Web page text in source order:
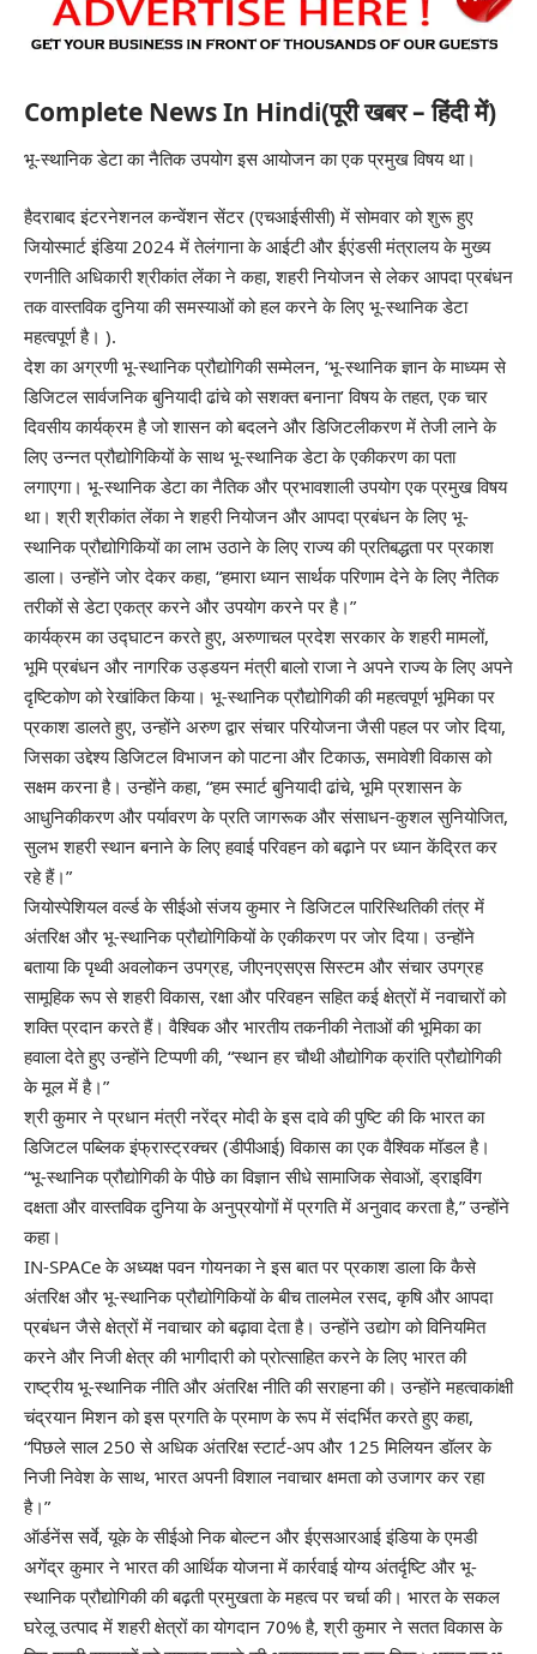
Complete News In Hindi(पूरी खबर – हिंदी में)
भू-स्थानिक डेटा का नैतिक उपयोग इस आयोजन का एक प्रमुख विषय था।
हैदराबाद इंटरनेशनल कन्वेंशन सेंटर (एचआईसीसी) में सोमवार को शुरू हुए
जियोस्मार्ट इंडिया 2024 में तेलंगाना के आईटी और ईएंडसी मंत्रालय के मुख्य
रणनीति अधिकारी श्रीकांत लेंका ने कहा, शहरी नियोजन से लेकर आपदा प्रबंधन
तक वास्तविक दुनिया की समस्याओं को हल करने के लिए भू-स्थानिक डेटा
महत्वपूर्ण है। ).
देश का अग्रणी भू-स्थानिक प्रौद्योगिकी सम्मेलन, ‘भू-स्थानिक ज्ञान के माध्यम से
डिजिटल सार्वजनिक बुनियादी ढांचे को सशक्त बनाना’ विषय के तहत, एक चार
दिवसीय कार्यक्रम है जो शासन को बदलने और डिजिटलीकरण में तेजी लाने के
लिए उन्नत प्रौद्योगिकियों के साथ भू-स्थानिक डेटा के एकीकरण का पता
लगाएगा। भू-स्थानिक डेटा का नैतिक और प्रभावशाली उपयोग एक प्रमुख विषय
था। श्री श्रीकांत लेंका ने शहरी नियोजन और आपदा प्रबंधन के लिए भू-
स्थानिक प्रौद्योगिकियों का लाभ उठाने के लिए राज्य की प्रतिबद्धता पर प्रकाश
डाला। उन्होंने जोर देकर कहा, “हमारा ध्यान सार्थक परिणाम देने के लिए नैतिक
तरीकों से डेटा एकत्र करने और उपयोग करने पर है।”
कार्यक्रम का उद्घाटन करते हुए, अरुणाचल प्रदेश सरकार के शहरी मामलों,
भूमि प्रबंधन और नागरिक उड्डयन मंत्री बालो राजा ने अपने राज्य के लिए अपने
दृष्टिकोण को रेखांकित किया। भू-स्थानिक प्रौद्योगिकी की महत्वपूर्ण भूमिका पर
प्रकाश डालते हुए, उन्होंने अरुण द्वार संचार परियोजना जैसी पहल पर जोर दिया,
जिसका उद्देश्य डिजिटल विभाजन को पाटना और टिकाऊ, समावेशी विकास को
सक्षम करना है। उन्होंने कहा, “हम स्मार्ट बुनियादी ढांचे, भूमि प्रशासन के
आधुनिकीकरण और पर्यावरण के प्रति जागरूक और संसाधन-कुशल सुनियोजित,
सुलभ शहरी स्थान बनाने के लिए हवाई परिवहन को बढ़ाने पर ध्यान केंद्रित कर
रहे हैं।”
जियोस्पेशियल वर्ल्ड के सीईओ संजय कुमार ने डिजिटल पारिस्थितिकी तंत्र में
अंतरिक्ष और भू-स्थानिक प्रौद्योगिकियों के एकीकरण पर जोर दिया। उन्होंने
बताया कि पृथ्वी अवलोकन उपग्रह, जीएनएसएस सिस्टम और संचार उपग्रह
सामूहिक रूप से शहरी विकास, रक्षा और परिवहन सहित कई क्षेत्रों में नवाचारों को
शक्ति प्रदान करते हैं। वैश्विक और भारतीय तकनीकी नेताओं की भूमिका का
हवाला देते हुए उन्होंने टिप्पणी की, “स्थान हर चौथी औद्योगिक क्रांति प्रौद्योगिकी
के मूल में है।”
श्री कुमार ने प्रधान मंत्री नरेंद्र मोदी के इस दावे की पुष्टि की कि भारत का
डिजिटल पब्लिक इंफ्रास्ट्रक्चर (डीपीआई) विकास का एक वैश्विक मॉडल है।
“भू-स्थानिक प्रौद्योगिकी के पीछे का विज्ञान सीधे सामाजिक सेवाओं, ड्राइविंग
दक्षता और वास्तविक दुनिया के अनुप्रयोगों में प्रगति में अनुवाद करता है,” उन्होंने
कहा।
IN-SPACe के अध्यक्ष पवन गोयनका ने इस बात पर प्रकाश डाला कि कैसे
अंतरिक्ष और भू-स्थानिक प्रौद्योगिकियों के बीच तालमेल रसद, कृषि और आपदा
प्रबंधन जैसे क्षेत्रों में नवाचार को बढ़ावा देता है। उन्होंने उद्योग को विनियमित
करने और निजी क्षेत्र की भागीदारी को प्रोत्साहित करने के लिए भारत की
राष्ट्रीय भू-स्थानिक नीति और अंतरिक्ष नीति की सराहना की। उन्होंने महत्वाकांक्षी
चंद्रयान मिशन को इस प्रगति के प्रमाण के रूप में संदर्भित करते हुए कहा,
“पिछले साल 250 से अधिक अंतरिक्ष स्टार्ट-अप और 125 मिलियन डॉलर के
निजी निवेश के साथ, भारत अपनी विशाल नवाचार क्षमता को उजागर कर रहा
है।”
ऑर्डनेंस सर्वे, यूके के सीईओ निक बोल्टन और ईएसआरआई इंडिया के एमडी
अगेंद्र कुमार ने भारत की आर्थिक योजना में कार्रवाई योग्य अंतर्दृष्टि और भू-
स्थानिक प्रौद्योगिकी की बढ़ती प्रमुखता के महत्व पर चर्चा की। भारत के सकल
घरेलू उत्पाद में शहरी क्षेत्रों का योगदान 70% है, श्री कुमार ने सतत विकास के